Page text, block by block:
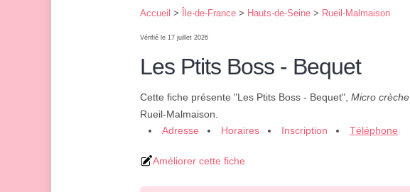
Accueil > Île-de-France > Hauts-de-Seine > Rueil-Malmaison
Vérifié le 17 juillet 2026
Les Ptits Boss - Bequet
Cette fiche présente "Les Ptits Boss - Bequet", Micro crèche
Rueil-Malmaison.
Adresse
Horaires Inscription Téléphone
Améliorer cette fiche